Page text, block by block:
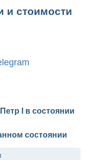
и стоимости
I в состоянии
состоянии